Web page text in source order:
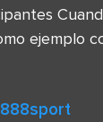
ejemplo
888sport